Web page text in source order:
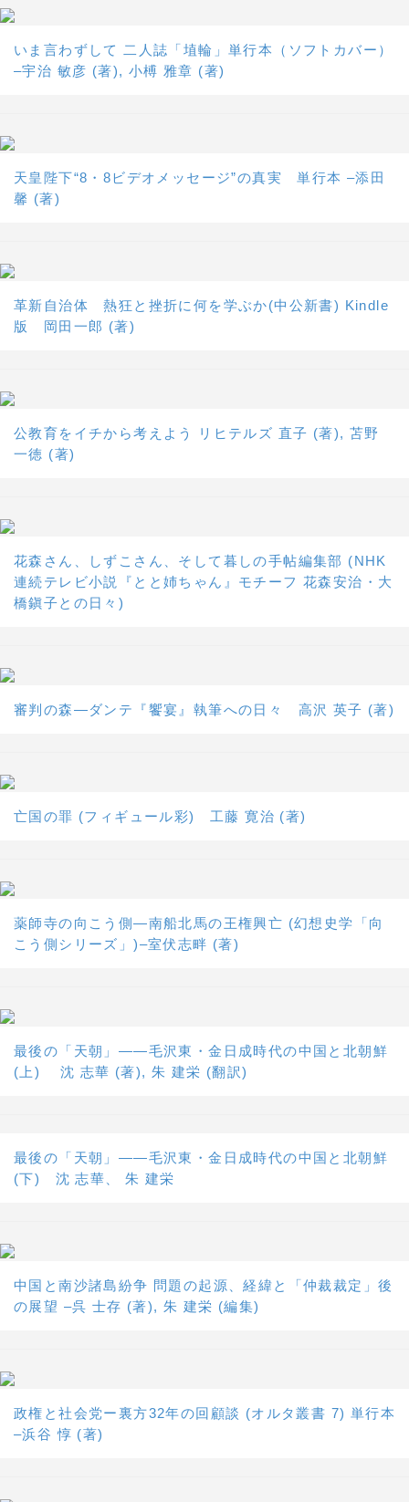
いま言わずして 二人誌「埴輪」単行本（ソフトカバー）
–宇治 敏彦 (著), 小榑 雅章 (著)
天皇陛下“8・8ビデオメッセージ”の真実 単行本 –添田
馨 (著)
革新自治体 熱狂と挫折に何を学ぶか(中公新書) Kindle
版 岡田一郎 (著)
公教育をイチから考えよう リヒテルズ 直子 (著), 苫野
一徳 (著)
花森さん、しずこさん、そして暮しの手帖編集部 (NHK
連続テレビ小説『とと姉ちゃん』モチーフ 花森安治・大
橋鎭子との日々)
審判の森―ダンテ『饗宴』執筆への日々 高沢 英子 (著)
亡国の罪 (フィギュール彩) 工藤 寛治 (著)
薬師寺の向こう側―南船北馬の王権興亡 (幻想史学「向
こう側シリーズ」)–室伏志畔 (著)
最後の「天朝」――毛沢東・金日成時代の中国と北朝鮮
(上) 沈 志華 (著), 朱 建栄 (翻訳)
最後の「天朝」――毛沢東・金日成時代の中国と北朝鮮
(下) 沈 志華、 朱 建栄
中国と南沙諸島紛争 問題の起源、経緯と「仲裁裁定」後
の展望 –呉 士存 (著), 朱 建栄 (編集)
政権と社会党ー裏方32年の回顧談 (オルタ叢書 7) 単行本
–浜谷 惇 (著)